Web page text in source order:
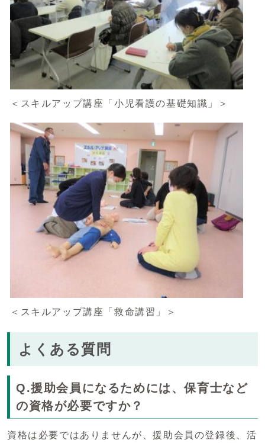
＜スキルアップ講座「小児看護の基礎知識」＞
＜スキルアップ講座「救命講習」＞
よくある質問
Q.援助会員になるためには、保育士など
の資格が必要ですか？
資格は必要ではありませんが、援助会員の登録後、活